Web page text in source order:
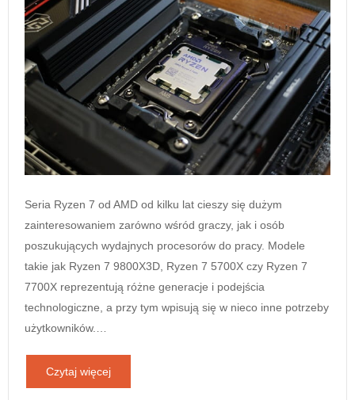
Seria Ryzen 7 od AMD od kilku lat cieszy się dużym
zainteresowaniem zarówno wśród graczy, jak i osób
poszukujących wydajnych procesorów do pracy. Modele
takie jak Ryzen 7 9800X3D, Ryzen 7 5700X czy Ryzen 7
7700X reprezentują różne generacje i podejścia
technologiczne, a przy tym wpisują się w nieco inne potrzeby
użytkowników.…
Czytaj więcej